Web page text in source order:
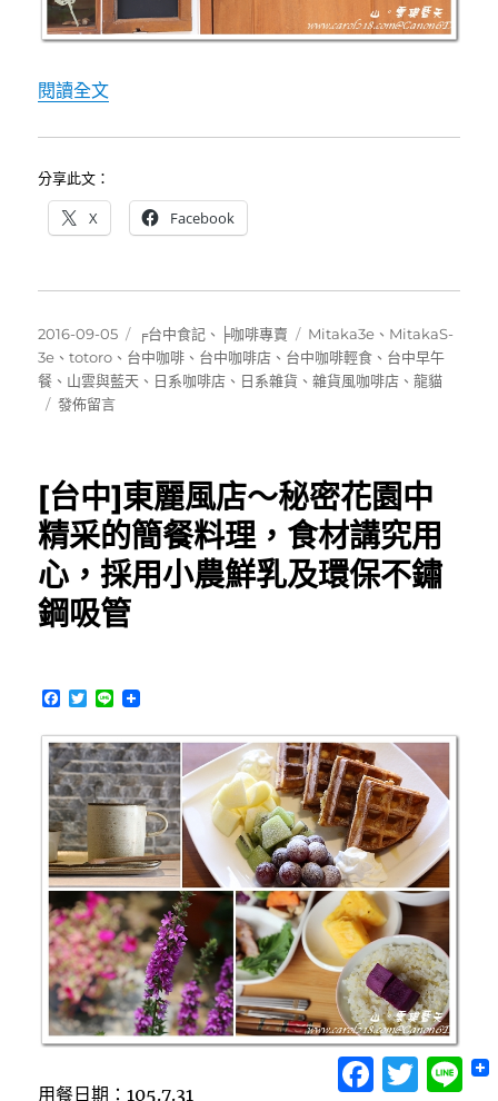
閱讀全文〈[台中咖啡]Mitaka s-3e(小3e)~日系雜貨龍貓
分享此文：
X Facebook
發
佈
日
期:
2016-09-05
分
類
╒台中食記 、 ╞咖啡專賣
標
籤
Mitaka3e 、 MitakaS-
3e 、totoro 、 台中咖啡 、 台中咖啡店 、 台中咖啡輕食 、 台中早午
餐 、 山雲與藍天 、 日系咖啡店 、 日系雜貨 、雜貨風咖啡店 、龍貓
在
啡]Mitaka
s-
3e(小
3e)~
日
系
貓
格
咖
啡
店，
隱
身
市
區
中
溫
暖
明
亮
發佈留言
[台中]東麗風店～秘密花園中
精采的簡餐料理，食材講究用
心，採用小農鮮乳及環保不鏽
鋼吸管
F
c
e
b
o
o
k
T
i
t
t
e
r
L
n
e
用餐日期：105.7.31
Facebook
Twitter